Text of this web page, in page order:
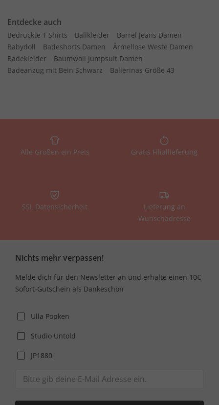
Entdecke auch
Bedruckte T Shirts Ballkleider
Barrel Jeans Damen
Babydoll
Badeshorts Damen
Ärmellose Weste Damen
Badekleider
Baumwoll Jumpsuit Damen
Badeanzug mit Bein Schwarz
Ballerinas Größe 43
Alle Größen ein Preis Gratis Filiallieferung
SSL Datensicherheit
Lieferung an
Wunschadresse
Nichts mehr verpassen!
Melde dich für den Newsletter an und erhalte einen 10€
Sofort-Gutschein als Dankeschön
Ulla Popken
Studio Untold
JP1880